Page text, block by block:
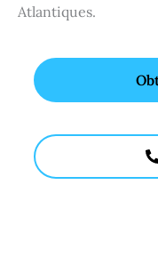
Atlantiques.